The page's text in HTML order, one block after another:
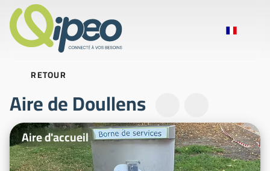
RETOUR
Aire de Doullens
Photos d'illustration
Aire d'accueil